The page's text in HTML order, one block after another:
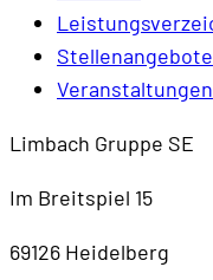
Stellenangebote
Veranstaltungen
Limbach Gruppe SE
Im Breitspiel 15
69126 Heidelberg